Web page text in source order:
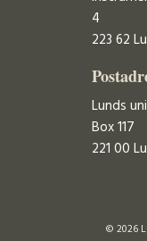
4
223 62
Lunds
Box 117
221 00
© 2026